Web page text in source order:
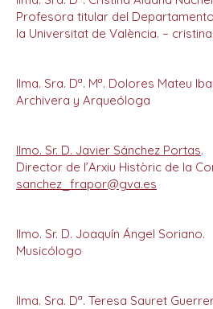
Profesora titular del
la Universitat de València. –
Ilma. Sra. Dª. Mª. Dolores Mateu
Archivera y Arqueóloga
Ilmo. Sr. D. Javier Sánchez Portas.
Director de l’Arxiu Històric de la
sanchez_frapor@gva.es
Ilmo. Sr. D. Joaquín Ángel Soriano.
Musicólogo
Ilma. Sra. Dª. Teresa Sauret